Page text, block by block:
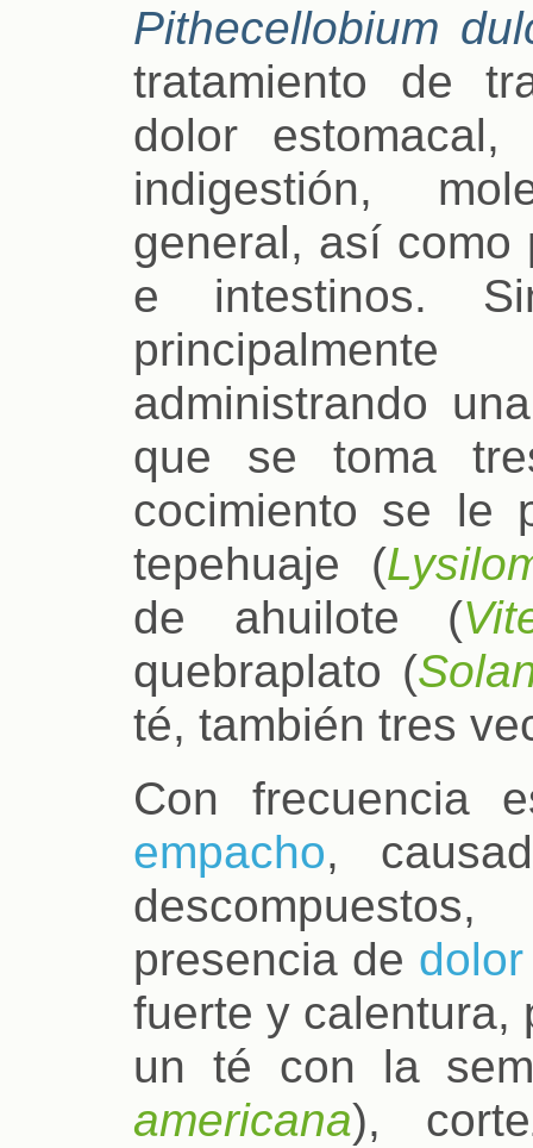
Pithecellobium
tratamiento de
dolor
indigestión,
general, así como
e intestinos.
administrando
que se toma
cocimiento se le
tepehuaje (
de ahuilote (
quebraplato (
té, también tres
Con frecuencia
empacho,
presencia de
fuerte y calentura,
un té con la
americana),